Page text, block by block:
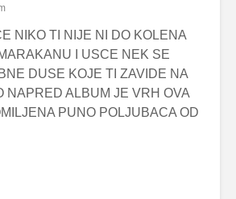
NIKO TI NIJE NI DO KOLENA
I USCE NEK SE
DUSE KOJE TI ZAVIDE NA
NAPRED ALBUM JE VRH OVA
PUNO POLJUBACA OD